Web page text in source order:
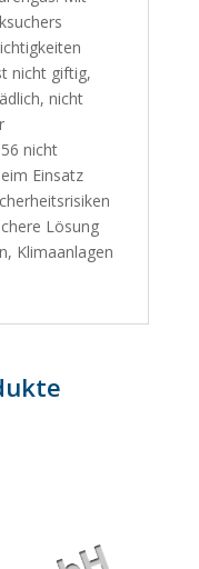
nicht giftig,
nicht
nicht
Einsatz
Lösung
Klimaanlagen